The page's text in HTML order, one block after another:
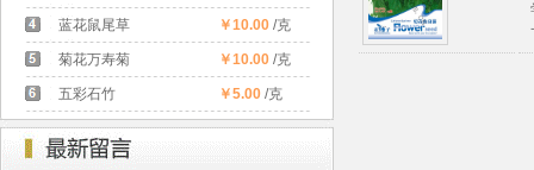
蓝花鼠尾草 ￥10.00/克
菊花万寿菊 ￥10.00/克
五彩石竹 ￥5.00/克